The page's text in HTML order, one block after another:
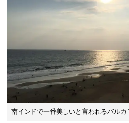
南インドで一番美しいと言われるバルカ